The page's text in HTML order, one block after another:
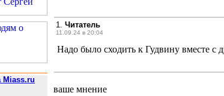
Miass.ru
1. Читатель
11.09.24 в 20:04
Надо было сходить к Гудвину вместе с
ваше мнение